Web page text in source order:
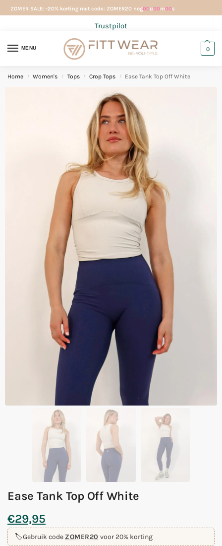
ZOMER SALE: -20% korting met code: ZOMER20 nog00u00m00s
Trustpilot
MENU 0
Home / Women's / Tops / Crop Tops / Ease Tank Top Off White
Ease Tank Top Off White
€29,95
🏷️Gebruik code ZOMER20 voor 20% korting